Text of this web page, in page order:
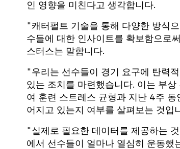
인 영향을 미친다고 생각합니다.
"캐터펄트 기술을 통해 다양한 방식
수들에 대한 인사이트를 확보함으로
스터스는 말합니다.
"우리는 선수들이 경기 요구에 탄력
있는 조치를 마련했습니다. 이는 부
여 훈련 스트레스 균형과 지난 4주
어지고 있는지 여부를 살펴보는 것입
"실제로 필요한 데이터를 제공하는
에서 선수들이 얼마나 열심히 운동했